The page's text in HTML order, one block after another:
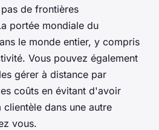
de frontières
portée mondiale du
le monde entier, y compris
Vous pouvez également
gérer à distance par
coûts en évitant d'avoir
dans une autre
vous.